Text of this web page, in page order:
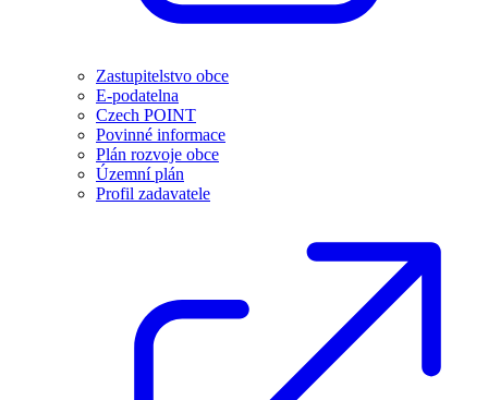
Zastupitelstvo obce
E-podatelna
Czech POINT
Povinné informace
Plán rozvoje obce
Územní plán
Profil zadavatele